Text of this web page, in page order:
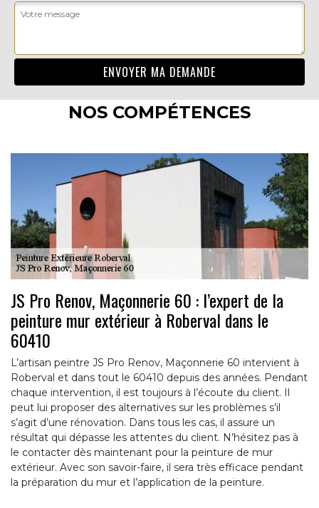
NOS COMPÉTENCES
JS Pro Renov, Maçonnerie 60 : l’expert de la
peinture mur extérieur à Roberval dans le
60410
L’artisan peintre JS Pro Renov, Maçonnerie 60 intervient à
Roberval et dans tout le 60410 depuis des années. Pendant
chaque intervention, il est toujours à l’écoute du client. Il
peut lui proposer des alternatives sur les problèmes s’il
s’agit d’une rénovation. Dans tous les cas, il assure un
résultat qui dépasse les attentes du client. N’hésitez pas à
le contacter dès maintenant pour la peinture de mur
extérieur. Avec son savoir-faire, il sera très efficace pendant
la préparation du mur et l’application de la peinture.